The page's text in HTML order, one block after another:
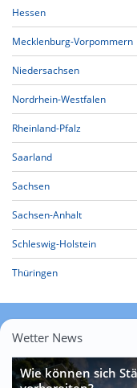
Hessen
Mecklenburg-Vorpommern
Niedersachsen
Nordrhein-Westfalen
Rheinland-Pfalz
Saarland
Sachsen
Sachsen-Anhalt
Schleswig-Holstein
Thüringen
Wetter News
Wie können sich